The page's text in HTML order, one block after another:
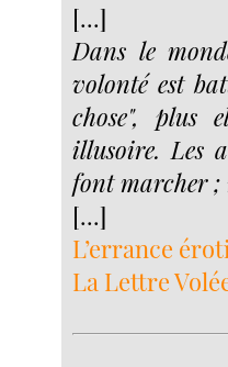
[...]
Dans le
volonté est
chose", plus
illusoire. Les
font marcher ;
[...]
L’errance
La Lettre